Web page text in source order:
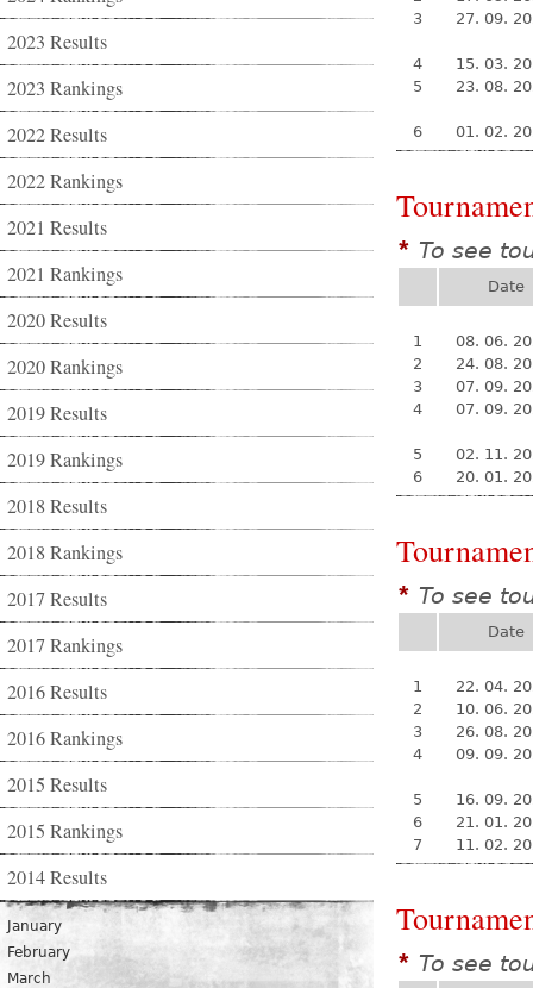
2023 Results
2023 Rankings
2022 Results
2022 Rankings
2021 Results
2021 Rankings
2020 Results
2020 Rankings
2019 Results
2019 Rankings
2018 Results
2018 Rankings
2017 Results
2017 Rankings
2016 Results
2016 Rankings
2015 Results
2015 Rankings
2014 Results
January
February
March
3
27. 09.
4
15. 03.
5
23. 08.
6 01. 02.
* To see
Date
1
08. 06.
2
24. 08.
3
07. 09.
4
07. 09.
5
02. 11.
6
20. 01.
* To see
Date
1
22. 04.
2
10. 06.
3
26. 08.
4
09. 09.
5
16. 09.
6
21. 01.
7
11. 02.
* To see